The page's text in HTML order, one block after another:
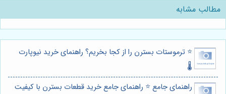
مطالب مشابه
⭐️ ترموستات بسترن را از کجا بخریم؟ راهنمای خرید نیوپارت
🌡️
راهنمای جامع ⭐️ راهنمای جامع خرید قطعات بسترن با کیفیت